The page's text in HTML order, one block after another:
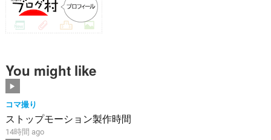
You might like
コマ撮り
ストップモーション製作時間
14時間 ago